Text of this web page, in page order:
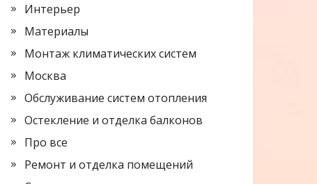
Интерьер
Материалы
Монтаж климатических систем
Москва
Обслуживание систем отопления
Остекление и отделка балконов
Про все
Ремонт и отделка помещений